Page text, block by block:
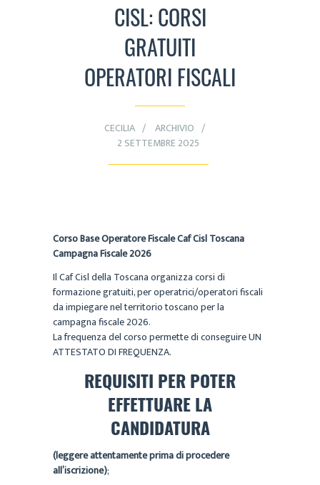
CISL: CORSI
GRATUITI
OPERATORI FISCALI
CECILIA
ARCHIVIO
2 SETTEMBRE 2025
Corso Base Operatore Fiscale Caf Cisl Toscana
Campagna Fiscale 2026
Il Caf Cisl della Toscana organizza corsi di
formazione gratuiti, per operatrici/operatori fiscali
da impiegare nel territorio toscano per la
campagna fiscale 2026.
La frequenza del corso permette di conseguire UN
ATTESTATO DI FREQUENZA.
REQUISITI PER POTER
EFFETTUARE LA
CANDIDATURA
(leggere attentamente prima di procedere
all’iscrizione);